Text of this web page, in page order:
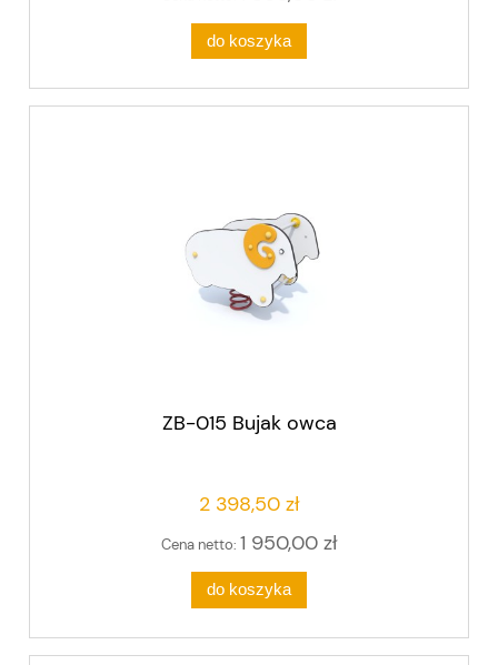
do koszyka
ZB-015 Bujak owca
2 398,50 zł
Cena netto: 1 950,00 zł
do koszyka